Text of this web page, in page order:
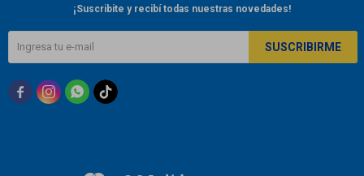
¡Suscribite y recibí todas nuestras novedades!
SUSCRIBIRME
  